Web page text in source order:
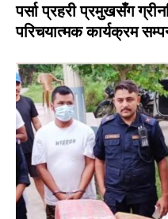
पर्सा प्रहरी प्रमुखसँग
परिचयात्मक कार्यक्रम